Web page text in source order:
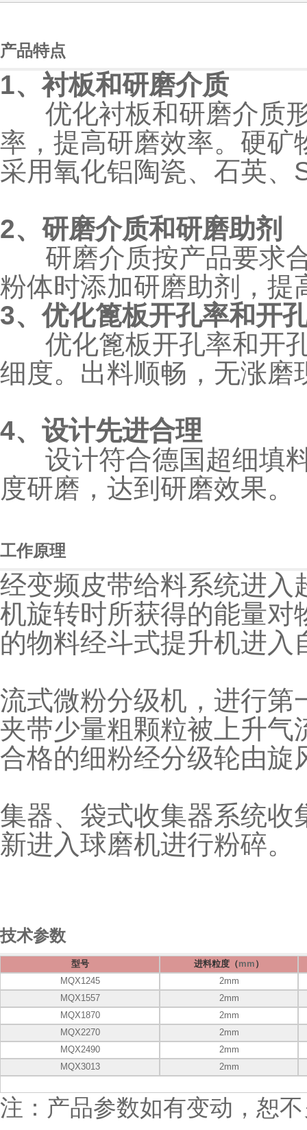
产品特点
1、衬板和研磨介质
优化衬板和研磨介质形
率，提高研磨效率。硬矿
采用氧化铝陶瓷、石英、
2、研磨介质和研磨助剂
研磨介质按产品要求合
粉体时添加研磨助剂，提
3、优化篦板开孔率和开
优化篦板开孔率和开孔
细度。出料顺畅，无涨磨
4、设计先进合理
设计符合德国超细填料
度研磨，达到研磨效果。
工作原理
经变频皮带给料系统进入
机旋转时所获得的能量对
的物料经斗式提升机进入
流式微粉分级机，进行第
夹带少量粗颗粒被上升气
合格的细粉经分级轮由旋
集器、袋式收集器系统收
新进入球磨机进行粉碎。
技术参数
型号 进料粒度（mm ）
MQX1245
2mm
MQX1557
2mm
MQX1870
2mm
MQX2270
2mm
MQX2490
2mm
MQX3013
2mm
注：产品参数如有变动，恕